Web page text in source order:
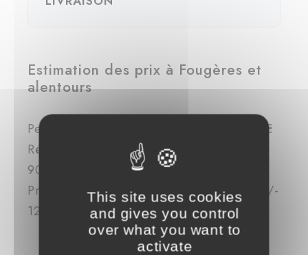
Estimation des prix à Fougères et
alentours
Petite rénovation : entre 3500 € et 5000 €
Rénovation complète : entre 5000 € et
9000 €
Projet haut de gamme : entre 7000 € et +/-
12000 €
This site uses cookies
and gives you control
over what you want to
activate